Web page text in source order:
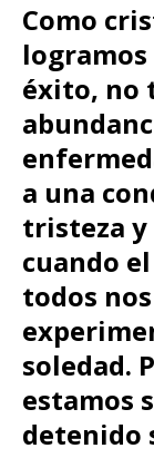
Como
éxito, no
a una
tristeza y
cuando
todos
soledad.
estamos
detenido